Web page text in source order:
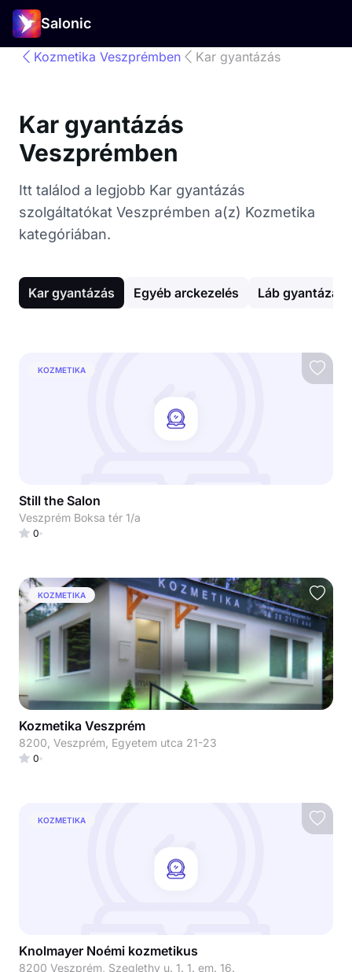
Salonic
Kozmetika Veszprémben Kar gyantázás
Kar gyantázás
Veszprémben
Itt találod a legjobb Kar gyantázás
szolgáltatókat Veszprémben a(z) Kozmetika
kategóriában.
Kar gyantázás Egyéb arckezelés Láb gyantázás
KOZMETIKA
Still the Salon
Veszprém Boksa tér 1/a
0
KOZMETIKA
Kozmetika Veszprém
8200, Veszprém, Egyetem utca 21-23
0
KOZMETIKA
Knolmayer Noémi kozmetikus
8200 Veszprém, Szeglethy u. 1. 1. em. 16.